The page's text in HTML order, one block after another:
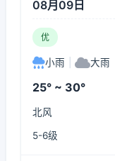
08月09日
优
小雨 大雨
25° ~ 30°
北风
5-6级